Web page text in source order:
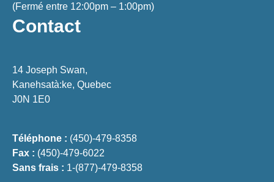
(Fermé entre 12:00pm – 1:00pm)
Contact
14 Joseph Swan,
Kanehsatà:ke, Quebec
J0N 1E0
Téléphone : (450)-479-8358
Fax : (450)-479-6022
Sans frais : 1-(877)-479-8358